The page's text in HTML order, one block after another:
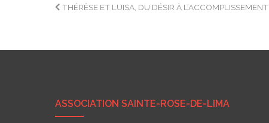
Navigation
THÉRÈSE ET LUISA, DU DÉSIR À L’ACCOMPLISSEMENT
ASSOCIATION SAINTE-ROSE-DE-LIMA